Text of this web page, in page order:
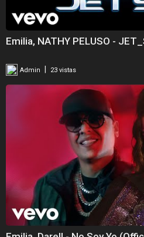
Emilia, NATHY PELUSO -
Admin 23 vistas